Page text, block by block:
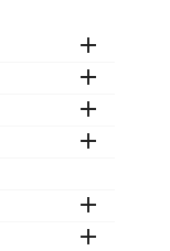





